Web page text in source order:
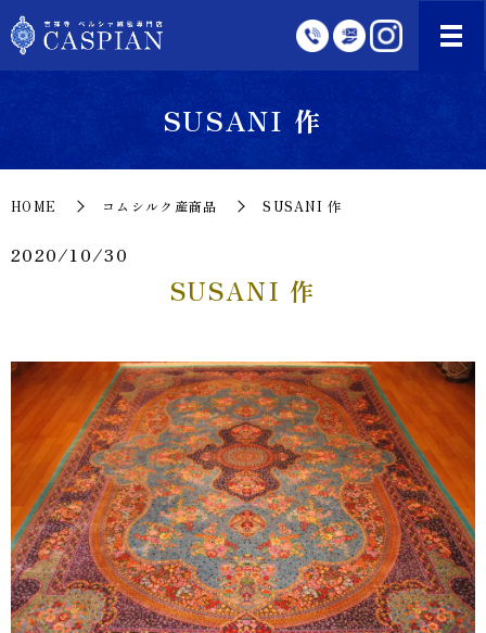
SUSANI 作
HOME コムシルク産商品 SUSANI 作
2020/10/30
SUSANI 作